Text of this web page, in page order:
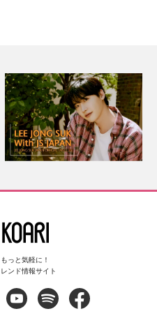
っと気軽に！
ンド情報サイト